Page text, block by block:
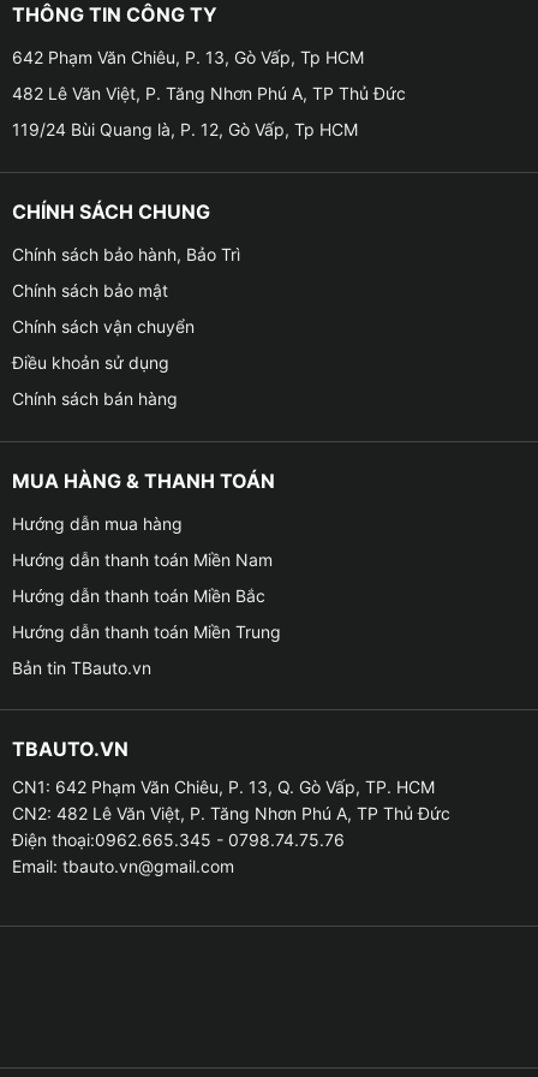
chiếc loa sub điện Rockpower R7 này còn được tích
âm từ 20 đến 150 Hz. Hơn nữa, loa sub Rockpower R7
tuy có thiết kế nhỏ gọn, nhưng Rockpower cũng sở
hữu kích thước loa subwoofer lên tới 6×8 inch.
gầm ghế phụ hoặc tài (tùy vào xe). Sub điện thường
lắp trong xe để phát huy tối đa chất âm bass vốn có
và tăng cường chất lượng âm thanh được tốt hơn.
Địa chỉ lắp loa sub điện Rockpower R7 uy
Cam kết của Phụ kiện ô tô xe hơi Thanh Bình
❤ Mua phụ kiện chính hãng với giá tốt nhất.
hàng hóa.
❤ Tất cả các sản phẩm của phụ kiện ô tô xe hơi tại
THÔNG TIN CÔNG TY
642 Phạm Văn Chiêu, P. 13, Gò Vấp, Tp HCM
482 Lê Văn Việt, P. Tăng Nhơn Phú A, TP Thủ Đức
119/24 Bùi Quang là, P. 12, Gò Vấp, Tp HCM
CHÍNH SÁCH CHUNG
Chính sách bảo hành, Bảo Trì
Chính sách bảo mật
Chính sách vận chuyển
Điều khoản sử dụng
Chính sách bán hàng
MUA HÀNG & THANH TOÁN
Hướng dẫn mua hàng
Hướng dẫn thanh toán Miền Nam
Hướng dẫn thanh toán Miền Bắc
Hướng dẫn thanh toán Miền Trung
Bản tin TBauto.vn
TBAUTO.VN
CN1: 642 Phạm Văn Chiêu, P. 13, Q. Gò Vấp, TP. HCM
CN2: 482 Lê Văn Việt, P. Tăng Nhơn Phú A, TP Thủ Đức
Điện thoại:0962.665.345 - 0798.74.75.76
Email: tbauto.vn@gmail.com